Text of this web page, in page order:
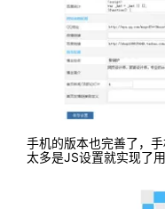
手机的版本也完善了，
太多是JS设置就实现了